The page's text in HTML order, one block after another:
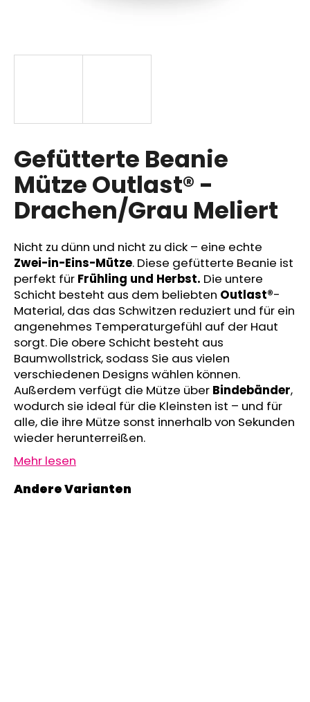
Gefütterte Beanie
Mütze Outlast® -
Drachen/Grau Meliert
Nicht zu dünn und nicht zu dick – eine echte
Zwei-in-Eins-Mütze. Diese gefütterte Beanie ist
perfekt für Frühling und Herbst. Die untere
Schicht besteht aus dem beliebten Outlast®-
Material, das das Schwitzen reduziert und für ein
angenehmes Temperaturgefühl auf der Haut
sorgt. Die obere Schicht besteht aus
Baumwollstrick, sodass Sie aus vielen
verschiedenen Designs wählen können.
Außerdem verfügt die Mütze über Bindebänder,
wodurch sie ideal für die Kleinsten ist – und für
alle, die ihre Mütze sonst innerhalb von Sekunden
wieder herunterreißen.
Mehr lesen
SUCHEN
i
e
m
p
f
e
l
e
n
KURZHOSE
DÜNN
ANGEL
OUTLAST®
-
GRAU
MELIERT
€18,39